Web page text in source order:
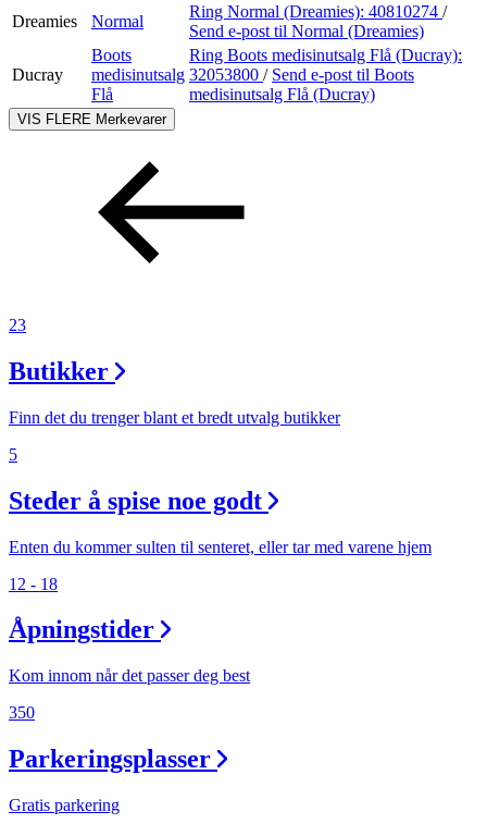
Dreamies
Normal
Ring Normal (Dreamies): 40810274 /
Send e-post til Normal (Dreamies)
Ducray
Boots
medisinutsalg
Flå
Ring Boots medisinutsalg Flå (Ducray):
32053800 / Send e-post til Boots
medisinutsalg Flå (Ducray)
VIS FLERE Merkevarer
23
Butikker
Finn det du trenger blant et bredt utvalg butikker
5
Steder å spise noe godt
Enten du kommer sulten til senteret, eller tar med varene hjem
12 - 18
Åpningstider
Kom innom når det passer deg best
350
Parkeringsplasser
Gratis parkering